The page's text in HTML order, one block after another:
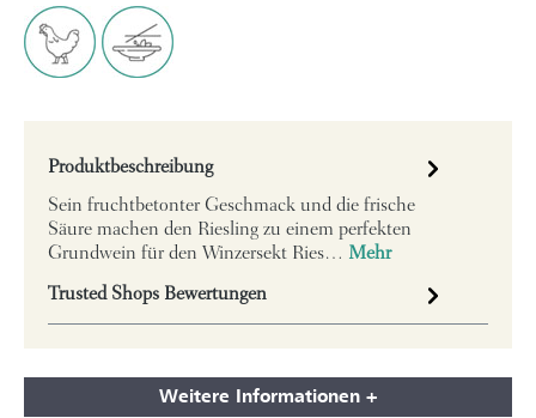
Produktbeschreibung
Sein fruchtbetonter Geschmack und die frische
Säure machen den Riesling zu einem perfekten
Grundwein für den Winzersekt Ries… Mehr
Trusted Shops Bewertungen
Weitere Informationen +